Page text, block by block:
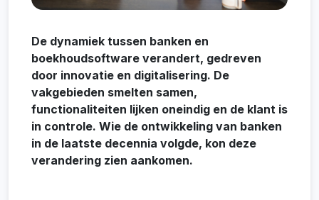
De dynamiek tussen banken en
boekhoudsoftware verandert, gedreven
door innovatie en digitalisering. De
vakgebieden smelten samen,
functionaliteiten lijken oneindig en de klant is
in controle. Wie de ontwikkeling van banken
in de laatste decennia volgde, kon deze
verandering zien aankomen.